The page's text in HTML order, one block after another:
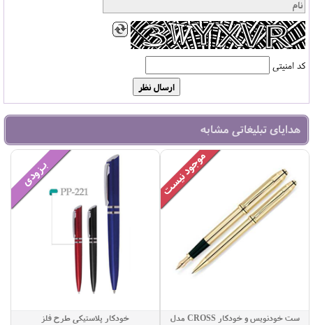
کد امنیتی
هدایای تبلیغاتی مشابه
ست خودنویس و خودکار CROSS مدل
خودکار پلاستیکی طرح فلز